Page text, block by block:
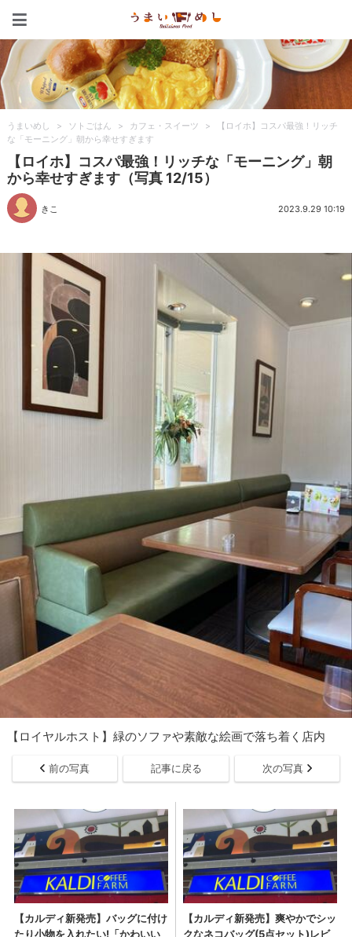
うまいめし > ソトごはん > カフェ・スイーツ >
【ロイホ】コスパ最強！リッチ
な「モーニング」朝から幸せすぎます
【ロイホ】コスパ最強！リッチな「モーニング」朝
から幸せすぎます（写真 12/15）
きこ 2023.9.29 10:19
【ロイヤルホスト】緑のソファや素敵な絵画で落ち着く店内
前の写真 記事に戻る 次の写真